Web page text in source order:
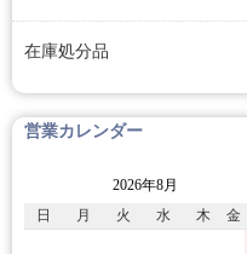
在庫処分品
営業カレンダー
2026年8月
日
月 火 水 木 金